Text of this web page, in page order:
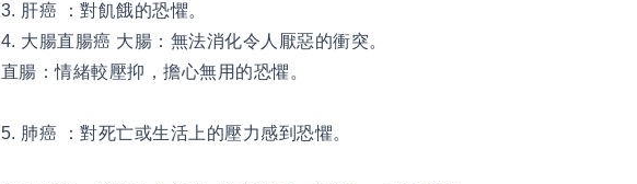
3. 肝癌 ：對飢餓的恐懼。
4. 大腸直腸癌 大腸：無法消化令人厭惡的衝突。
直腸：情緒較壓抑，擔心無用的恐懼。
5. 肺癌 ：對死亡或生活上的壓力感到恐懼。